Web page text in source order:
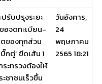
ปรับปรุงระยะ
อจดทะเบียน-
ของทุกส่วน
กตู่’ ขีดเส้น 1
ะทรวงต้องให้
ชาชนเร็วขึ้น
วันอังคาร,
24
พฤษภาคม
2565 18:21